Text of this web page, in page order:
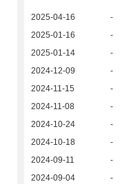
2025-04-16 -
2025-01-16
-
2025-01-14
-
2024-12-09
-
2024-11-15
-
2024-11-08
-
2024-10-24
-
2024-10-18
-
2024-09-11
-
2024-09-04
-